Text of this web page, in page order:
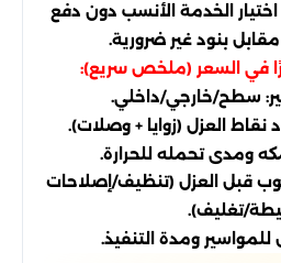
الخدمة الأنسب دون دفع
بنود غير ضرورية.
في السعر (ملخص سريع):
سطح/خارجي/داخلي.
العزل (زوايا + وصلات).
ومدى تحمله للحرارة.
قبل العزل (تنظيف/إصلاحات
تغليف).
ومدة التنفيذ.